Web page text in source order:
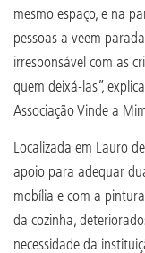
mesmo espaço, e na
pessoas a veem
irresponsável com as
quem deixá-las”,
Associação Vinde a
Localizada em Lauro
apoio para adequar
mobília e com a
da cozinha,
necessidade da